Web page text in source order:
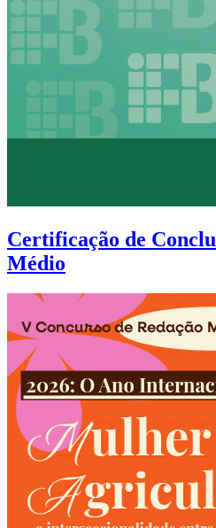
Certificação de
Médio